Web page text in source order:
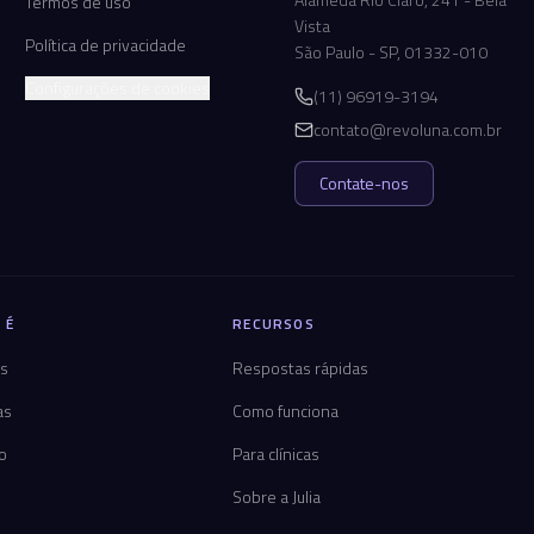
Política de privacidade
Vista
São Paulo - SP, 01332-010
(11) 96919-3194
contato@revoluna.com.br
Contate-nos
RECURSOS
Respostas rápidas
Como funciona
Para clínicas
Sobre a Julia